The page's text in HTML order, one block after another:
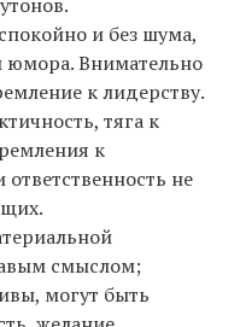
и без шума,
юмора. Внимательно
к лидерству.
тяга к
к
не
смыслом;
могут быть